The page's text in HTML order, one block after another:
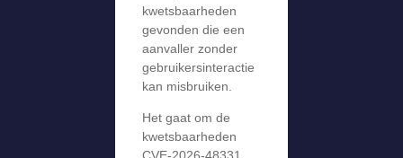
kwetsbaarheden
gevonden die een
aanvaller zonder
gebruikersinteractie
kan misbruiken.
Het gaat om de
kwetsbaarheden